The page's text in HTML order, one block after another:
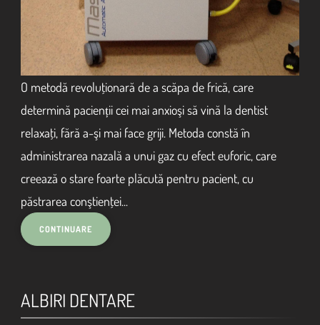
O metodă revoluţionară de a scăpa de frică, care
determină pacienții cei mai anxioşi să vină la dentist
relaxaţi, fără a-şi mai face griji. Metoda constă în
administrarea nazală a unui gaz cu efect euforic, care
creează o stare foarte plăcută pentru pacient, cu
păstrarea conştienţei...
ALBIRI DENTARE